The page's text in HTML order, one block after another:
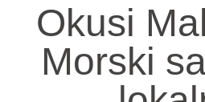
Hoteli in resorti
Kampi
Okusi
Morski